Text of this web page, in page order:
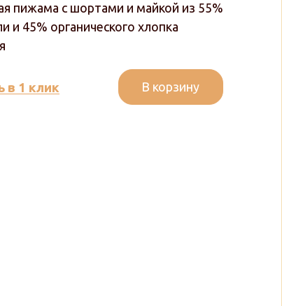
пижама с шортами и майкой из 55%
и 45% органического хлопка
в 1 клик В корзину